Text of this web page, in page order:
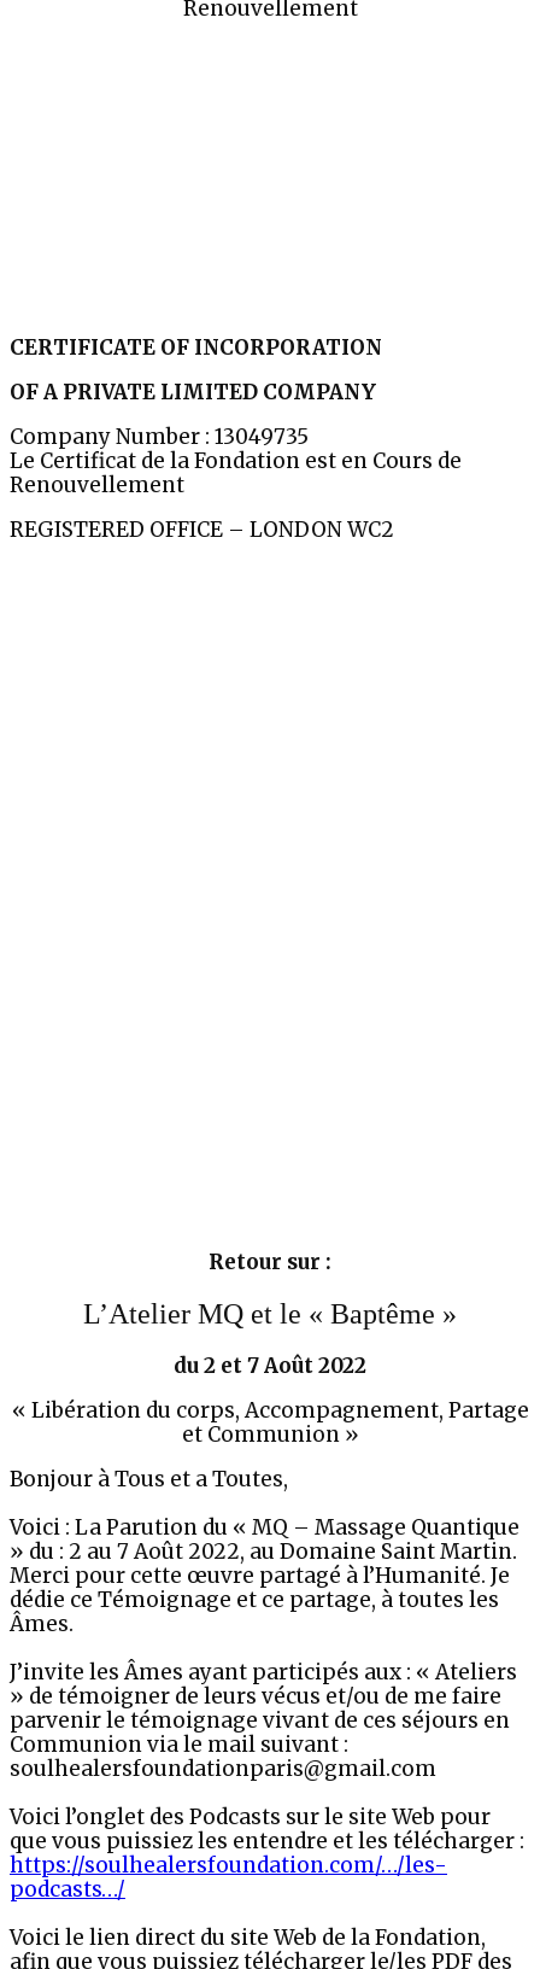
Renouvellement
CERTIFICATE OF INCORPORATION
OF A PRIVATE LIMITED COMPANY
Company Number : 13049735
Le Certificat de la Fondation est en Cours de
Renouvellement
REGISTERED OFFICE – LONDON WC2
Retour sur :
L’Atelier MQ et le « Baptême »
du 2 et 7 Août 2022
« Libération du corps, Accompagnement, Partage
et Communion »
Bonjour à Tous et a Toutes,
Voici : La Parution du « MQ – Massage Quantique
» du : 2 au 7 Août 2022, au Domaine Saint Martin.
Merci pour cette œuvre partagé à l’Humanité. Je
dédie ce Témoignage et ce partage, à toutes les
Âmes.
J’invite les Âmes ayant participés aux : « Ateliers
» de témoigner de leurs vécus et/ou de me faire
parvenir le témoignage vivant de ces séjours en
Communion via le mail suivant :
soulhealersfoundationparis@gmail.com
Voici l’onglet des Podcasts sur le site Web pour
que vous puissiez les entendre et les télécharger :
https://soulhealersfoundation.com/…/les-
podcasts…/
Voici le lien direct du site Web de la Fondation,
afin que vous puissiez télécharger le/les PDF des